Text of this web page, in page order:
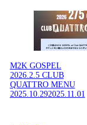
M2K GOSPEL
2026.2.5 CLUB
QUATTRO MENU
2025.10.292025.11.01